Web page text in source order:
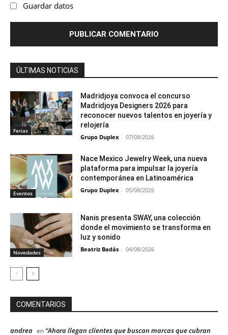
Guardar datos
ÚLTIMAS NOTICIAS
Ferias
Madridjoya convoca el concurso
Madridjoya Designers 2026 para
reconocer nuevos talentos en joyería y
relojería
Grupo Duplex - 07/08/2026
Eventos
Nace Mexico Jewelry Week, una nueva
plataforma para impulsar la joyería
contemporánea en Latinoamérica
Grupo Duplex - 05/08/2026
Novedades
Nanis presenta SWAY, una colección
donde el movimiento se transforma en
luz y sonido
Beatriz Badás - 04/08/2026
COMENTARIOS
andrea en “Ahora llegan clientes que buscan marcas que cubran